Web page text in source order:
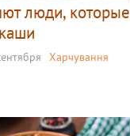
люди, которые
Харчування